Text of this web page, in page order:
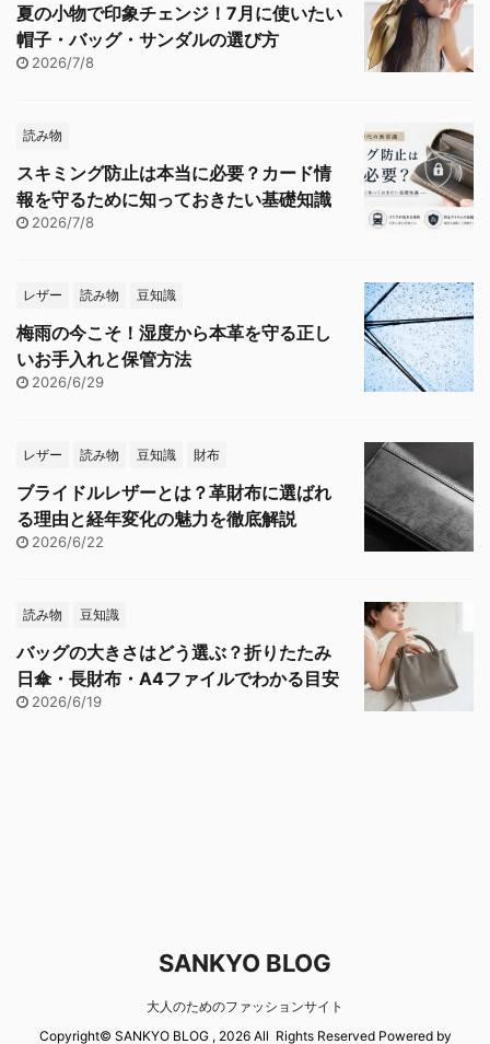
夏の小物で印象チェンジ！7月に使いたい
帽子・バッグ・サンダルの選び方
2026/7/8
読み物
スキミング防止は本当に必要？カード情
報を守るために知っておきたい基礎知識
2026/7/8
レザー 読み物 豆知識
梅雨の今こそ！湿度から本革を守る正し
いお手入れと保管方法
2026/6/29
レザー 読み物 豆知識 財布
ブライドルレザーとは？革財布に選ばれ
る理由と経年変化の魅力を徹底解説
2026/6/22
読み物 豆知識
バッグの大きさはどう選ぶ？折りたたみ
日傘・長財布・A4ファイルでわかる目安
2026/6/19
SANKYO BLOG
大人のためのファッションサイト
Copyright© SANKYO BLOG , 2026 All Rights Reserved Powered by